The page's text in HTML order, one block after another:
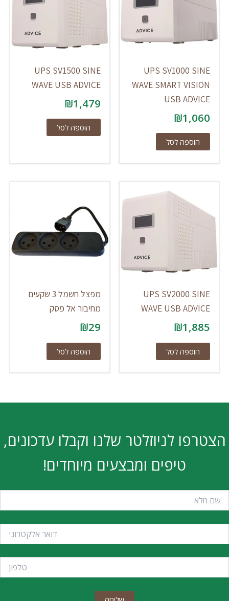
UPS SV1000 SINE
WAVE SMART VISION
USB ADVICE
₪1,060
הוספה לסל
UPS SV1500 SINE
WAVE USB ADVICE
₪1,479
הוספה לסל
UPS SV2000 SINE
WAVE USB ADVICE
₪1,885
הוספה לסל
מפצל חשמל 3 שקעים
מחיבור אל פסק
₪29
הוספה לסל
הצטרפו לניוזלטר שלנו וקבלו עדכונים,
טיפים ומבצעים מיוחדים!